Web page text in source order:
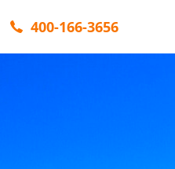
400-166-3656